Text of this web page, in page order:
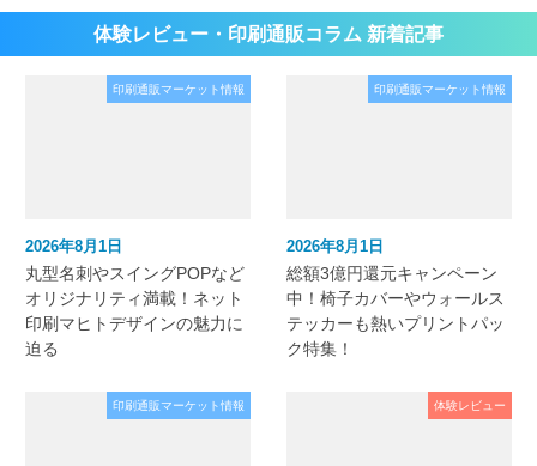
体験レビュー・印刷通販コラム 新着記事
印刷通販マーケット情報
2026年8月1日
丸型名刺やスイングPOPなど
オリジナリティ満載！ネット
印刷マヒトデザインの魅力に
迫る
印刷通販マーケット情報
2026年8月1日
総額3億円還元キャンペーン
中！椅子カバーやウォールス
テッカーも熱いプリントパッ
ク特集！
印刷通販マーケット情報 体験レビュー